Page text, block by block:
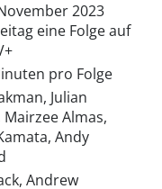
2023
eine Folge auf
pro Folge
Julian
Almas,
Andy
Andrew